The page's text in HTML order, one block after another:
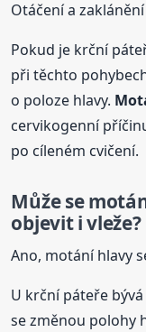
Otáčení a
Pokud je krční
při těchto
o poloze hlavy.
cervikogenní
po cíleném cvičení.
Může se
objevit i vleže?
Ano, motání hlavy
U krční páteře bývá
se změnou polohy